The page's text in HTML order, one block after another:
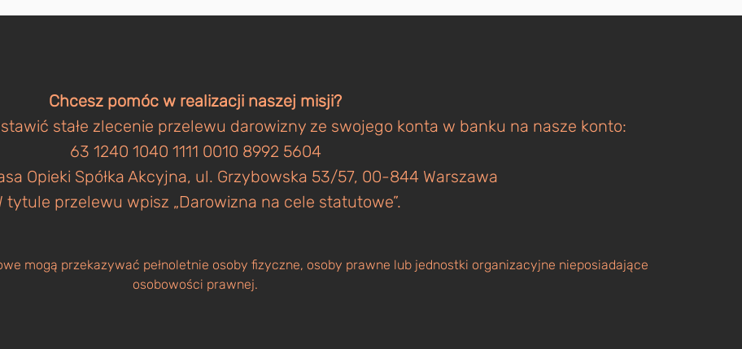
Chcesz pomóc w realizacji naszej misji?
stałe zlecenie przelewu darowizny ze swojego konta w banku na nasze konto:
63 1240 1040 1111 0010 8992 5604
Opieki Spółka Akcyjna, ul. Grzybowska 53/57, 00-844 Warszawa
tytule przelewu wpisz „Darowizna na cele statutowe”.
mogą przekazywać pełnoletnie osoby fizyczne, osoby prawne lub jednostki organizacyjne nieposiadające
osobowości prawnej.